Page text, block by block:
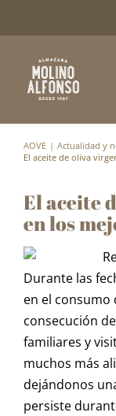
AOVE
Actualidad y
El aceite de oliva
El aceite
en los
Durante las
en el consumo
consecución
familiares y
muchos más
dejándonos
persiste